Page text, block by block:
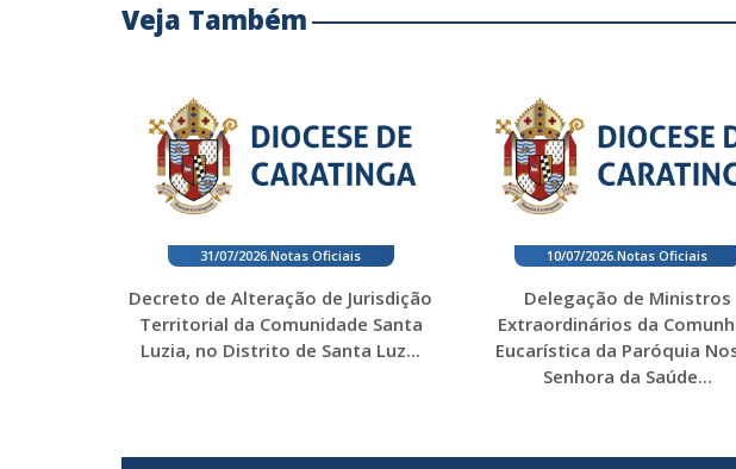
Veja Também
31/07/2026.Notas Oficiais
Decreto de Alteração de Jurisdição
Territorial da Comunidade Santa
Luzia, no Distrito de Santa Luz...
10/07/2026.Notas Oficiais
Delegação de Ministros
Extraordinários da
Eucarística da Paróquia
Senhora da Saúde...